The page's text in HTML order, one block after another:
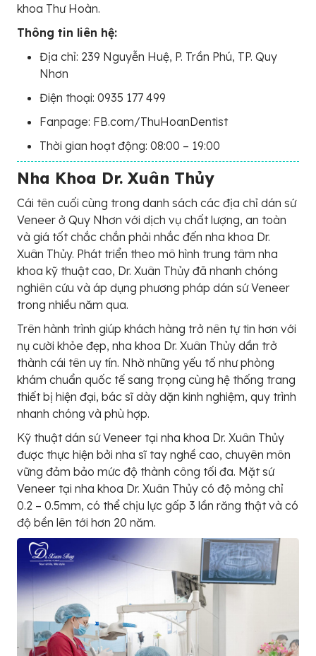
khoa Thư Hoàn.
Thông tin liên hệ:
Địa chỉ: 239 Nguyễn Huệ, P. Trần Phú, TP. Quy
Nhơn
Điện thoại: 0935 177 499
Fanpage: FB.com/ThuHoanDentist
Thời gian hoạt động: 08:00 – 19:00
Nha Khoa Dr. Xuân Thủy
Cái tên cuối cùng trong danh sách các địa chỉ dán sứ
Veneer ở Quy Nhơn với dịch vụ chất lượng, an toàn
và giá tốt chắc chắn phải nhắc đến nha khoa Dr.
Xuân Thủy. Phát triển theo mô hình trung tâm nha
khoa kỹ thuật cao, Dr. Xuân Thủy đã nhanh chóng
nghiên cứu và áp dụng phương pháp dán sứ Veneer
trong nhiều năm qua.
Trên hành trình giúp khách hàng trở nên tự tin hơn với
nụ cười khỏe đẹp, nha khoa Dr. Xuân Thủy dần trở
thành cái tên uy tín. Nhờ những yếu tố như phòng
khám chuẩn quốc tế sang trọng cùng hệ thống trang
thiết bị hiện đại, bác sĩ dày dặn kinh nghiệm, quy trình
nhanh chóng và phù hợp.
Kỹ thuật dán sứ Veneer tại nha khoa Dr. Xuân Thủy
được thực hiện bởi nha sĩ tay nghề cao, chuyên môn
vững đảm bảo mức độ thành công tối đa. Mặt sứ
Veneer tại nha khoa Dr. Xuân Thủy có độ mỏng chỉ
0.2 – 0.5mm, có thể chịu lực gấp 3 lần răng thật và có
độ bền lên tới hơn 20 năm.